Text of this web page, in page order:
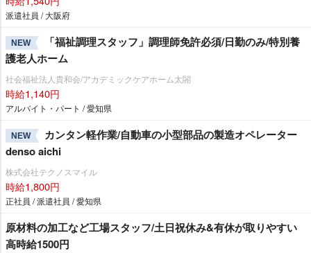
派遣社員 / 大阪府
NEW
「福祉調理スタッフ」調理師免許必須/日勤のみ/特別養
護老人ホーム
社会福祉法人貴和会/アカデミックケアホーム太閤
時給1,140円
アルバイト・パート / 愛知県
NEW
カンタン軽作業/自動車の小型部品の製造オペレーター
denso aichi
株式会社テクノスマイル
時給1,800円
正社員 / 派遣社員 / 愛知県
原材料の加工など工場スタッフ/土日祝休み&有休が取りやすい
高時給1500円